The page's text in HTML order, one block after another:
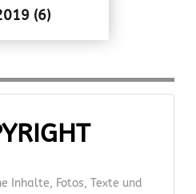
(6)
Inhalte, Fotos, Texte und